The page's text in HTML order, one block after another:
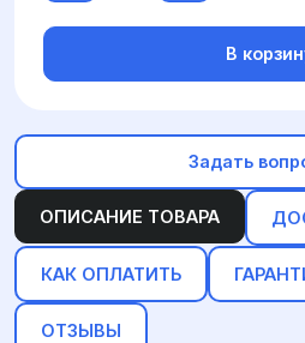
ОПИСАНИЕ ТОВАРА
КАК ОПЛАТИТЬ
ОТЗЫВЫ
В
Задать